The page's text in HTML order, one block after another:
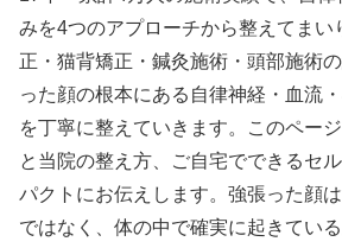
みを4つのアプローチから整えてまい
正・猫背矯正・鍼灸施術・頭部施術
った顔の根本にある自律神経・血流
を丁寧に整えていきます。このペー
と当院の整え方、ご自宅でできるセ
パクトにお伝えします。強張った顔
ではなく、体の中で確実に起きてい